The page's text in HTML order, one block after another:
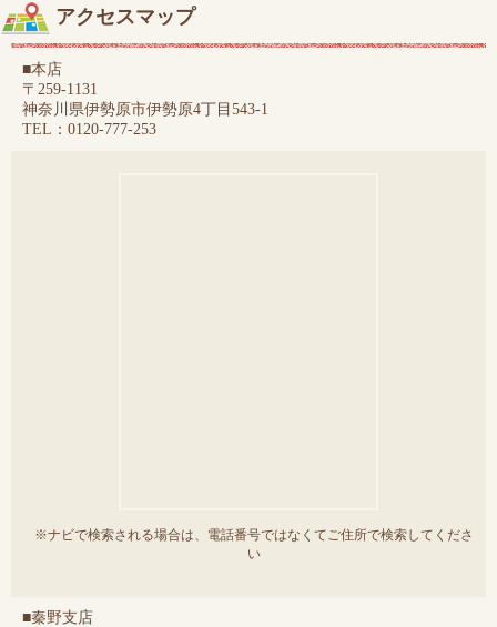
アクセスマップ
■本店
〒259-1131
神奈川県伊勢原市伊勢原4丁目543-1
TEL：0120-777-253
※ナビで検索される場合は、電話番号ではなくてご住所で検索してくださ
い
■秦野支店